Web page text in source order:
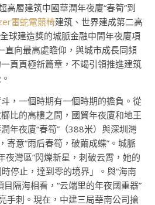
高層建筑中國華潤年夜廈“春筍”到
雷蛇電競椅建筑、世界建成第二高
球建造獎的城脈金融中間年夜廈項
向最高處瞻仰，與城市成長同頻
頁頁極新篇章，不竭引領推進建筑
，一個時期有一個時期的擔負。從
比的高樓之間，國貿年夜廈和地王
年夜廈“春筍”（388米）與深圳灣
寄意“雨后春筍，破繭成蝶”。城脈
夜灣區”閃爍新星，刺破云霄，她的
停止，達到零的境界」。與“海南
隔海相看，“云端里的年夜國重器”
手刺。現在，中建三局華南公司搶